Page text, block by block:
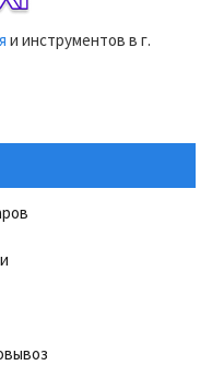
и инструментов в г.